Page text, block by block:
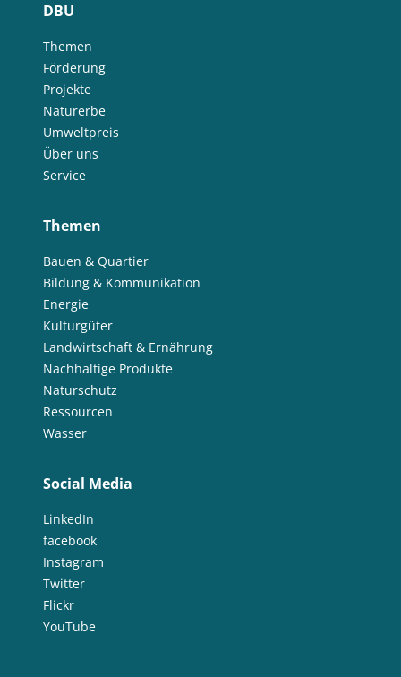
DBU
Themen
Förderung
Projekte
Naturerbe
Umweltpreis
Über uns
Service
Themen
Bauen & Quartier
Bildung & Kommunikation
Energie
Kulturgüter
Landwirtschaft & Ernährung
Nachhaltige Produkte
Naturschutz
Ressourcen
Wasser
Social Media
LinkedIn
facebook
Instagram
Twitter
Flickr
YouTube